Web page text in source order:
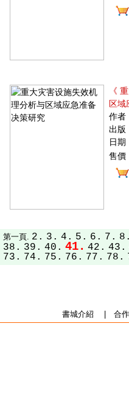
《
区域
作者
出版
日期
售價
第一頁. 2. 3. 4. 5. 6. 7. 8.
38. 39. 40. 41. 42. 43.
73. 74. 75. 76. 77. 78.
書城介紹 合